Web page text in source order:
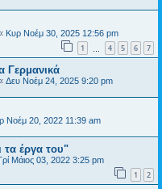
Κυρ Νοέμ 30, 2025 12:56 pm
1 4 5 6 7
Γερμανικά
Δευ Νοέμ 24, 2025 9:20 pm
Νοέμ 20, 2022 11:39 am
τα έργα του"
Μάιος 03, 2022 3:25 pm
1 2